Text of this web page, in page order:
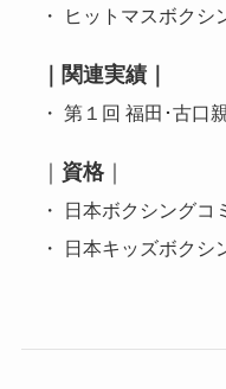
・ ヒットマスボク
｜関連実績｜
・ 第１回 福田･古口
｜ 資格｜
・ 日本ボクシング
・ 日本キッズボクシ